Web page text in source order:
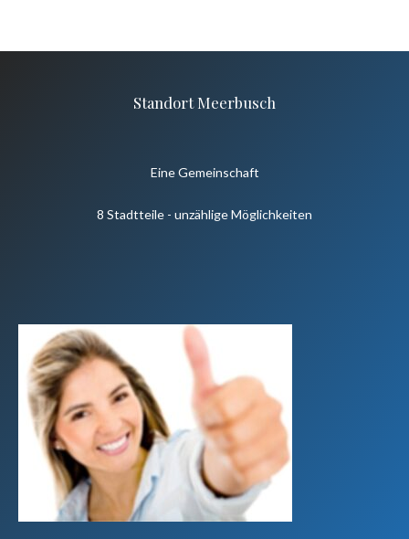
Standort Meerbusch
Eine Gemeinschaft
8 Stadtteile - unzählige Möglichkeiten